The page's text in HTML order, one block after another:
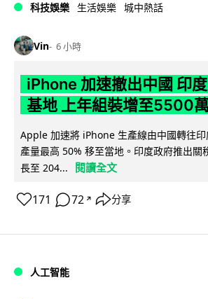
科技娛樂 生活娛樂 城中熱話
Vin 6 小時
iPhone 加速撤出中國 印
基地 上年組裝增至5500
Apple 加速將 iPhone 生產線由中國轉往
產量最高 50% 移至當地。印度政府推出關
長至 204...
閱讀全文
171 72 ↗ 分享
人工智能